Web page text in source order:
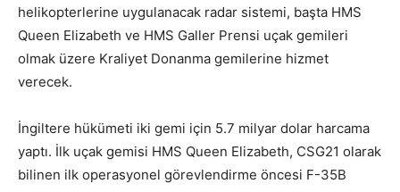
helikopterlerine uygulanacak radar sistemi, başta HMS
Queen Elizabeth ve HMS Galler Prensi uçak gemileri
olmak üzere Kraliyet Donanma gemilerine hizmet
verecek.
İngiltere hükümeti iki gemi için 5.7 milyar dolar harcama
yaptı. İlk uçak gemisi HMS Queen Elizabeth, CSG21 olarak
bilinen ilk operasyonel görevlendirme öncesi F-35B